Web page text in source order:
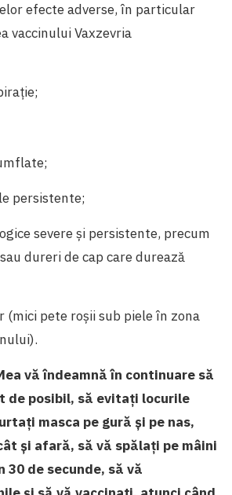
efecte adverse, în particular
vaccinului Vaxzevria
persistente;
severe și persistente, precum
dureri de cap care durează
(mici pete roșii sub piele în zona
vă îndeamnă în continuare să
de posibil, să evitați locurile
masca pe gură și pe nas,
și afară, să vă spălați pe mâini
30 de secunde, să vă